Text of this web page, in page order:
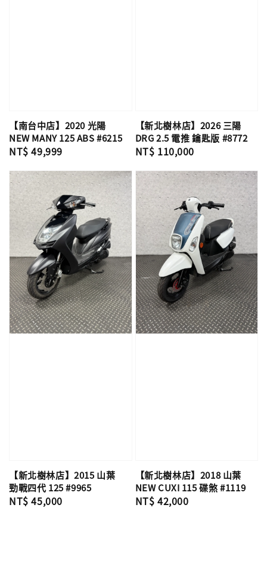
【南台中店】2020 光陽
NEW MANY 125 ABS #6215
Regular
NT$ 49,999
【新北樹林店】2026 三陽
DRG 2.5 電推 鑰匙版 #8772
Regular
NT$ 110,000
【新北樹林店】2015 山葉
勁戰四代 125 #9965
Regular
NT$ 45,000
【新北樹林店】2018 山葉
NEW CUXI 115 碟煞 #1119
Regular
NT$ 42,000